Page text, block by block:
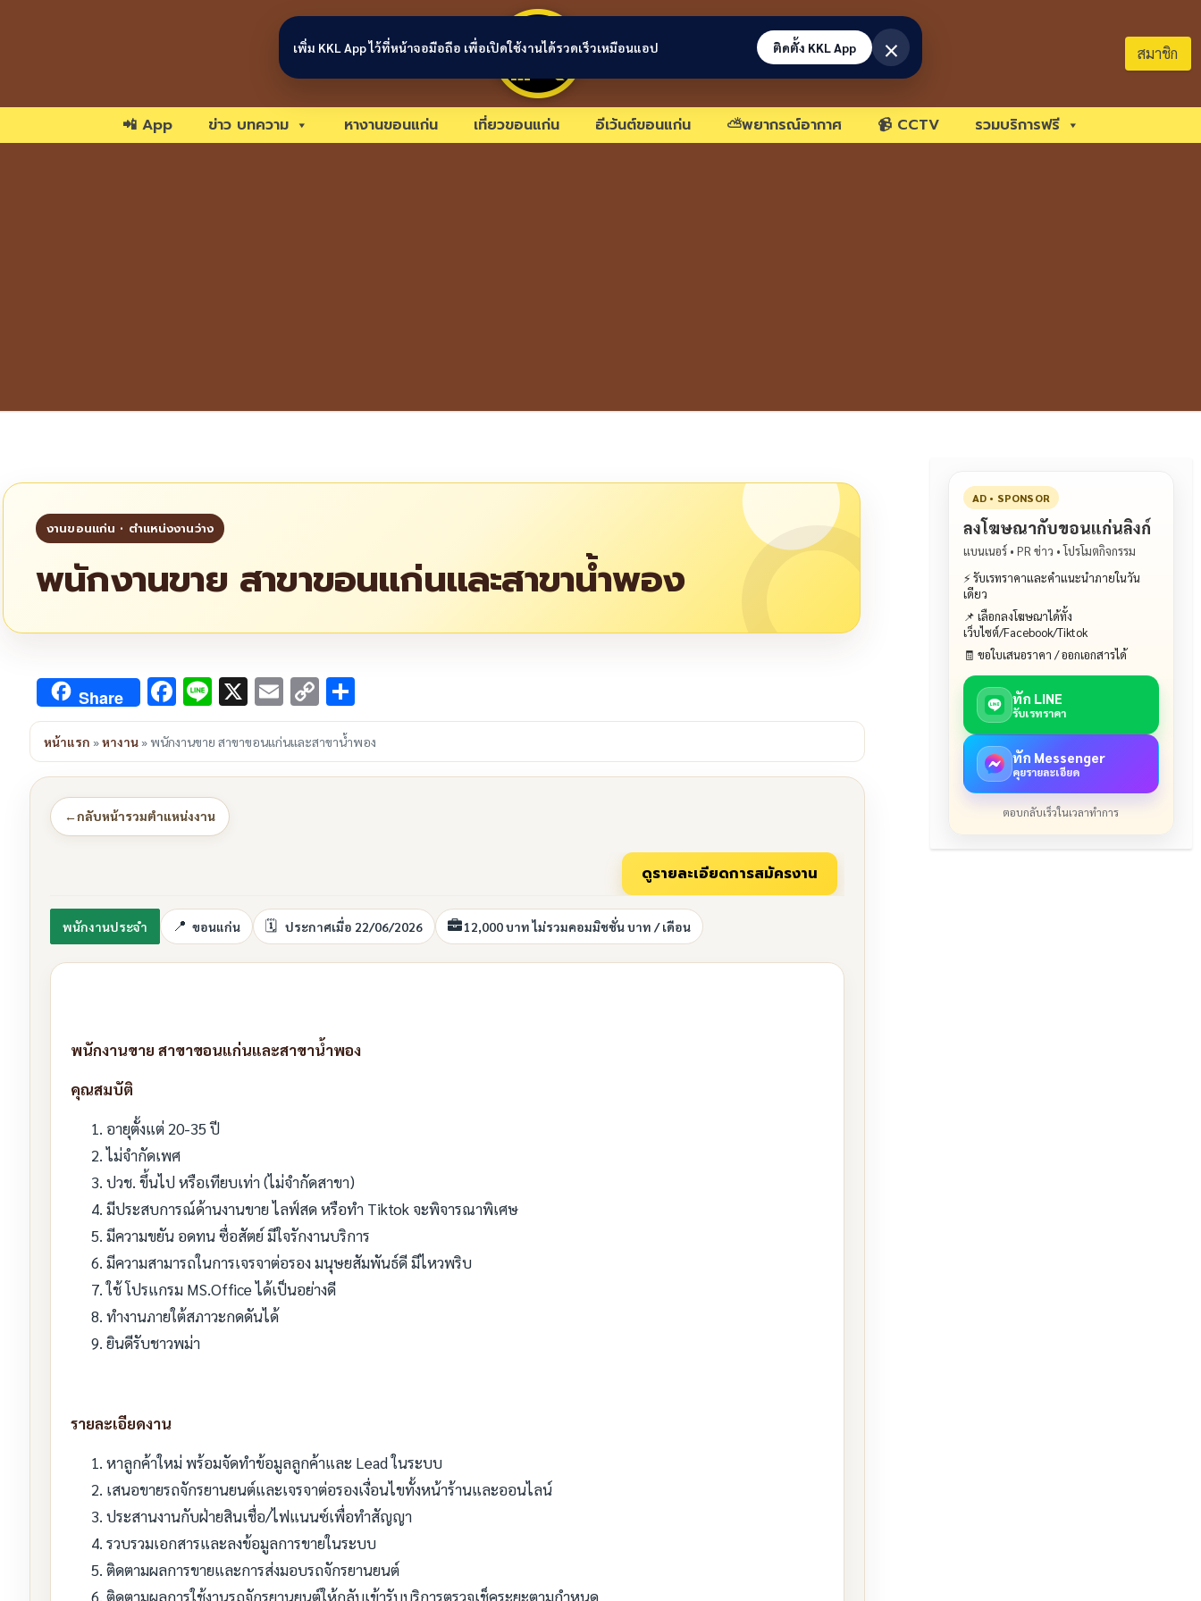
ขอนแก่นลิงก์ สมาชิก
📲 App ข่าว บทความ หางานขอนแก่น เที่ยวขอนแก่น อีเว้นต์ขอนแก่น ⛅พยากรณ์อากาศ 📹 CCTV รวมบริการฟรี
พนักงานขาย สาขาขอนแก่นและสาขาน้ำพอง
Share Facebook
Line
X Email
Copy
Link
หน้าแรก »หางาน » พนักงานขาย สาขาขอนแก่นและสาขาน้ำพอง
←กลับหน้ารวมตำแหน่งงาน
พนักงานประจำ ขอนแก่น ประกาศเมื่อ 22/06/2026 12,000 บาท ไม่รวมคอมมิชชั่น บาท / เดือน
พนักงานขาย สาขาขอนแก่นและสาขาน้ำพอง
คุณสมบัติ
อายุตั้งแต่ 20-35 ปี
ไม่จำกัดเพศ
ปวช. ขึ้นไป หรือเทียบเท่า (ไม่จำกัดสาขา)
มีประสบการณ์ด้านงานขาย ไลฟ์สด หรือทำ Tiktok จะพิจารณาพิเศษ
มีความขยัน อดทน ซื่อสัตย์ มีใจรักงานบริการ
มีความสามารถในการเจรจาต่อรอง มนุษยสัมพันธ์ดี มีไหวพริบ
ใช้ โปรแกรม MS.Office ได้เป็นอย่างดี
ทำงานภายใต้สภาวะกดดันได้
ยินดีรับชาวพม่า
รายละเอียดงาน
หาลูกค้าใหม่ พร้อมจัดทำข้อมูลลูกค้าและ Lead ในระบบ
เสนอขายรถจักรยานยนต์และเจรจาต่อรองเงื่อนไขทั้งหน้าร้านและออนไลน์
ประสานงานกับฝ่ายสินเชื่อ/ไฟแนนซ์เพื่อทำสัญญา
รวบรวมเอกสารและลงข้อมูลการขายในระบบ
ติดตามผลการขายและการส่งมอบรถจักรยานยนต์
ติดตามผลการใช้งานรถจักรยานยนต์ให้กลับเข้ารับบริการตรวจเช็คระยะตามกำหนด
AD • SPONSOR
ลงโฆษณากับขอนแก่นลิงก์
แบนเนอร์ • PR ข่าว • โปรโมตกิจกรรม
⚡ รับเรทราคาและคำแนะนำภายในวัน
เดียว
📌 เลือกลงโฆษณาได้ทั้ง
เว็บไซต์/Facebook/Tiktok
🧾 ขอใบเสนอราคา / ออกเอกสารได้
ทัก LINE
รับเรทราคา
ทัก Messenger
คุยรายละเอียด
ตอบกลับเร็วในเวลาทำการ
เพิ่ม KKL App ไว้ที่หน้าจอมือถือ เพื่อเปิดใช้งานได้รวดเร็วเหมือนแอป ติดตั้ง KKL App ×